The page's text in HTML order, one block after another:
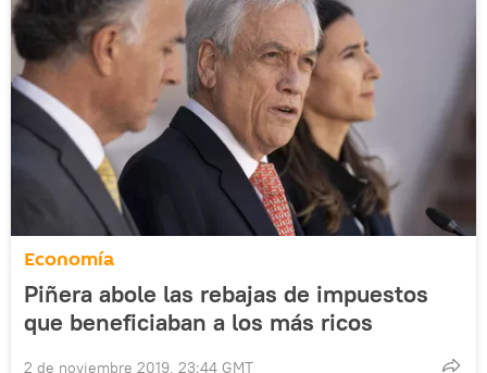
Economía
Piñera abole las rebajas de impuestos
que beneficiaban a los más ricos
2 de noviembre 2019, 23:44 GMT